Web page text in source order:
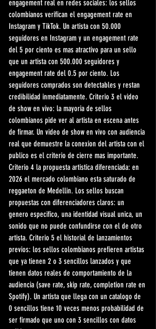
engagement real en redes sociales: los sellos
colombianos verifican el engagement rate en
Instagram y TikTok. Un artista con 50.000
seguidores en Instagram y un engagement rate
del 5 por ciento es mas atractivo para un sello
que un artista con 500.000 seguidores y
engagement rate del 0.5 por ciento. Los
seguidores comprados son detectables y restan
credibilidad inmediatamente. Criterio 3 el video
de show en vivo: la mayoria de sellos
colombianos pide ver al artista en escena antes
de firmar. Un video de show en vivo con audiencia
real que demuestre la conexion del artista con el
publico es el criterio de cierre mas importante.
Criterio 4 la propuesta artistica diferenciada: en
2026 el mercado colombiano esta saturado de
reggaeton de Medellin. Los sellos buscan
propuestas con diferenciadores claros: un
genero especifico, una identidad visual unica, un
sonido que no puede confundirse con el de otro
artista. Criterio 5 el historial de lanzamientos
previos: los sellos colombianos prefieren artistas
que ya tienen 2 o 3 sencillos lanzados y que
tienen datos reales de comportamiento de la
audiencia (save rate, skip rate, completion rate en
Spotify). Un artista que llega con un catalogo de
0 sencillos tiene 10 veces menos probabilidad de
ser firmado que uno con 3 sencillos con datos